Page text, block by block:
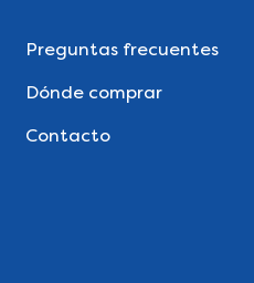
Preguntas frecuentes
Dónde comprar
Contacto